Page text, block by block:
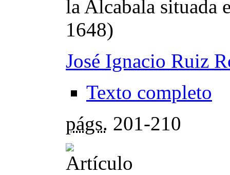
la Alcabala situada
1648)
José Ignacio Ruiz
Texto completo
págs. 201-210